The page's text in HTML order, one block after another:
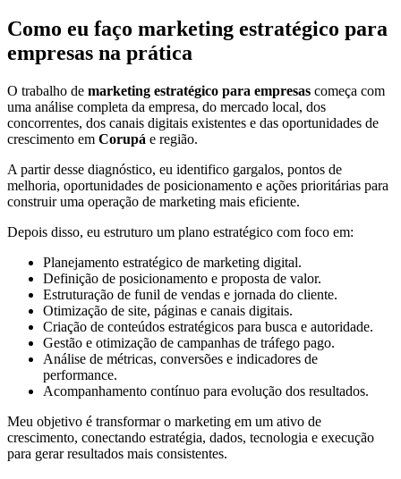
Como eu faço marketing estratégico para
empresas na prática
O trabalho de marketing estratégico para empresas começa com
uma análise completa da empresa, do mercado local, dos
concorrentes, dos canais digitais existentes e das oportunidades de
crescimento em Corupá e região.
A partir desse diagnóstico, eu identifico gargalos, pontos de
melhoria, oportunidades de posicionamento e ações prioritárias para
construir uma operação de marketing mais eficiente.
Depois disso, eu estruturo um plano estratégico com foco em:
Planejamento estratégico de marketing digital.
Definição de posicionamento e proposta de valor.
Estruturação de funil de vendas e jornada do cliente.
Otimização de site, páginas e canais digitais.
Criação de conteúdos estratégicos para busca e autoridade.
Gestão e otimização de campanhas de tráfego pago.
Análise de métricas, conversões e indicadores de
performance.
Acompanhamento contínuo para evolução dos resultados.
Meu objetivo é transformar o marketing em um ativo de
crescimento, conectando estratégia, dados, tecnologia e execução
para gerar resultados mais consistentes.